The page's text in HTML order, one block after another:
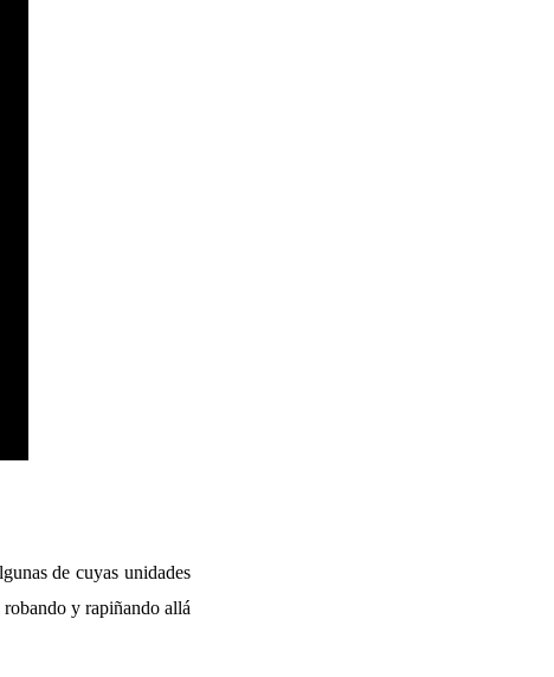
de cuyas unidades
y rapiñando allá